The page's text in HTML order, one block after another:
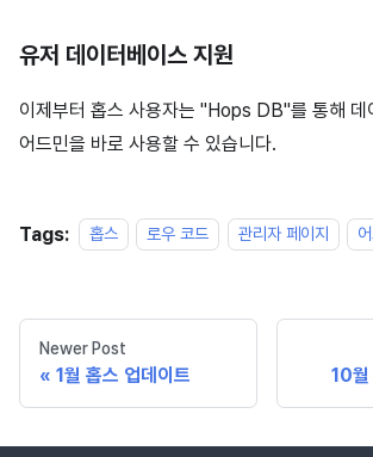
유저 데이터베이스 지원
이제부터 홉스 사용자는 "Hops DB"를 통해 데
어드민을 바로 사용할 수 있습니다.
Tags: 홉스 로우 코드 관리자 페이지
Newer Post
1월 홉스 업데이트 10월